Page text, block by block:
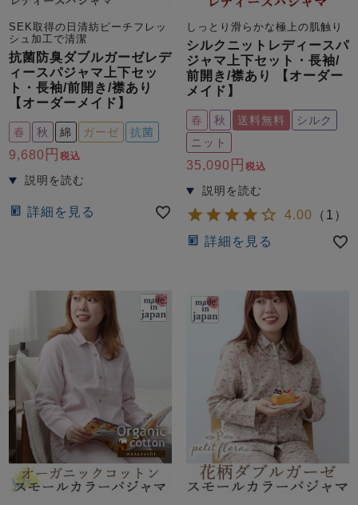
SEK取得の日清紡ピーチフレッ
シュ加工で清潔
抗菌防臭ダブルガーゼレデ
ィースパジャマ上下セッ
ト・長袖/前開き/襟あり
【オーダーメイド】
春 秋 綿 ガーゼ 抗菌
9,680 税込
詳細を見る
しっとり滑らかな極上の肌触り
シルクニットレディースパ
ジャマ上下セット・長袖/
前開き/襟あり 【オーダー
メイド】
春 秋 送料無料
シルク
ニット
35,090 税込
4.00 （ 1 ）
詳細を見る